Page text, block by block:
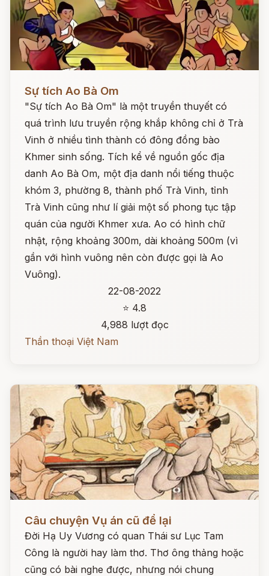
Sự tích Ao Bà Om
"Sự tích Ao Bà Om" là một truyền thuyết có
quá trình lưu truyền rộng khắp không chỉ ở Trà
Vinh ở nhiều tình thành có đông đồng bào
Khmer sinh sống. Tích kể về nguồn gốc địa
danh Ao Bà Om, một địa danh nổi tiếng thuộc
khóm 3, phường 8, thành phố Trà Vinh, tỉnh
Trà Vinh cũng như lí giải một số phong tục tập
quán của người Khmer xưa. Ao có hình chữ
nhật, rộng khoảng 300m, dài khoảng 500m (vì
gần với hình vuông nên còn được gọi là Ao
Vuông).
22-08-2022
⭐ 4.8
4,988 lượt đọc
Thần thoại Việt Nam
Câu chuyện Vụ án cũ để lại
Đời Hạ Uy Vương có quan Thái sư Lục Tam
Công là người hay làm thơ. Thơ ông thảng hoặc
cũng có bài nghe được, nhưng nói chung